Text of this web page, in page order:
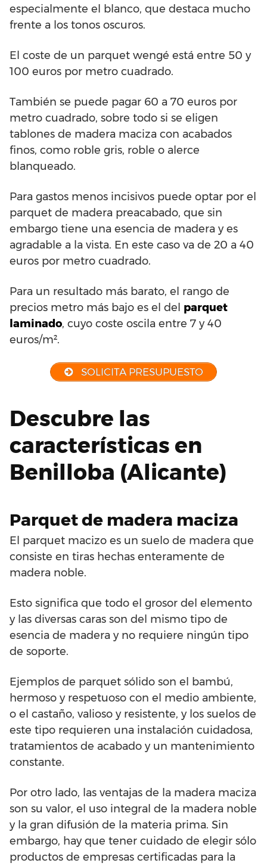
especialmente el blanco, que destaca mucho
frente a los tonos oscuros.
El coste de un parquet wengé está entre 50 y
100 euros por metro cuadrado.
También se puede pagar 60 a 70 euros por
metro cuadrado, sobre todo si se eligen
tablones de madera maciza con acabados
finos, como roble gris, roble o alerce
blanqueado.
Para gastos menos incisivos puede optar por el
parquet de madera preacabado, que sin
embargo tiene una esencia de madera y es
agradable a la vista. En este caso va de 20 a 40
euros por metro cuadrado.
Para un resultado más barato, el rango de
precios metro más bajo es el del parquet
laminado, cuyo coste oscila entre 7 y 40
euros/m².
SOLICITA PRESUPUESTO
Descubre las
características en
Benilloba (Alicante)
Parquet de madera maciza
El parquet macizo es un suelo de madera que
consiste en tiras hechas enteramente de
madera noble.
Esto significa que todo el grosor del elemento
y las diversas caras son del mismo tipo de
esencia de madera y no requiere ningún tipo
de soporte.
Ejemplos de parquet sólido son el bambú,
hermoso y respetuoso con el medio ambiente,
o el castaño, valioso y resistente, y los suelos de
este tipo requieren una instalación cuidadosa,
tratamientos de acabado y un mantenimiento
constante.
Por otro lado, las ventajas de la madera maciza
son su valor, el uso integral de la madera noble
y la gran difusión de la materia prima. Sin
embargo, hay que tener cuidado de elegir sólo
productos de empresas certificadas para la